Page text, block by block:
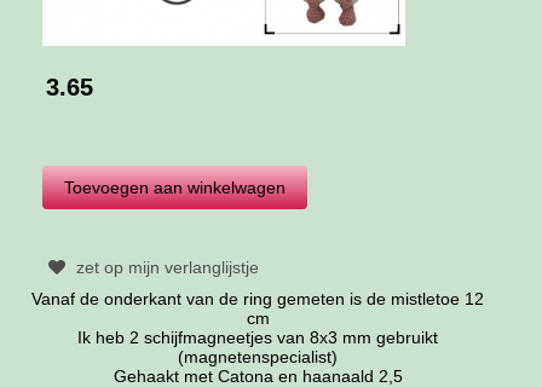
3.65
zet op mijn verlanglijstje
Vanaf de onderkant van de ring gemeten is de mistletoe 12
cm
Ik heb 2 schijfmagneetjes van 8x3 mm gebruikt
(magnetenspecialist)
Gehaakt met Catona en haanaald 2,5